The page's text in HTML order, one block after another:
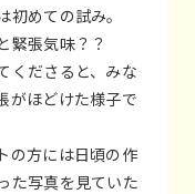
めての試み。
緊張気味？？
くださると、みな
がほどけた様子で
の方には日頃の作
た写真を見ていた